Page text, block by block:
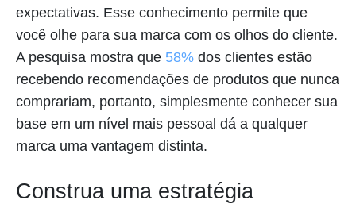
expectativas. Esse conhecimento permite que
você olhe para sua marca com os olhos do cliente.
A pesquisa mostra que 58% dos clientes estão
recebendo recomendações de produtos que nunca
comprariam, portanto, simplesmente conhecer sua
base em um nível mais pessoal dá a qualquer
marca uma vantagem distinta.
Construa uma estratégia